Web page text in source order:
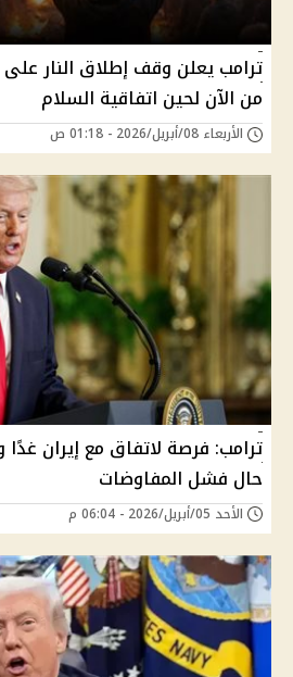
ترامب يعلن وقف إطلاق النار
من الآن لحين اتفاقية السلام
الأربعاء 08/أبريل/2026 - 01:18 ص
ترامب: فرصة لاتفاق مع إيران
حال فشل المفاوضات
الأحد 05/أبريل/2026 - 06:04 م